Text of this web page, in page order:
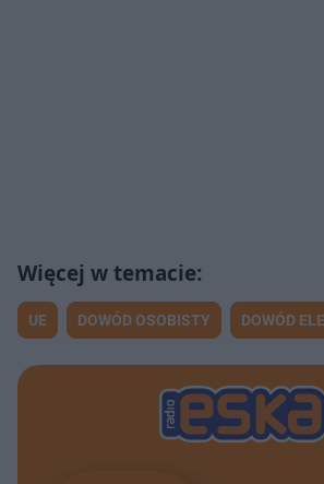
UE DOWÓD OSOBISTY DOWÓD